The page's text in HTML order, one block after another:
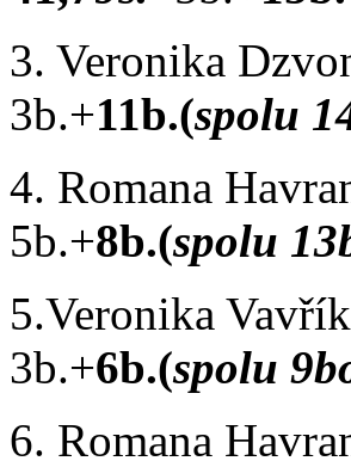
3. Veronika
3b.+11b.(spolu
4. Romana
5b.+8b.(spolu
5.Veronika
3b.+6b.(spolu
6. Romana